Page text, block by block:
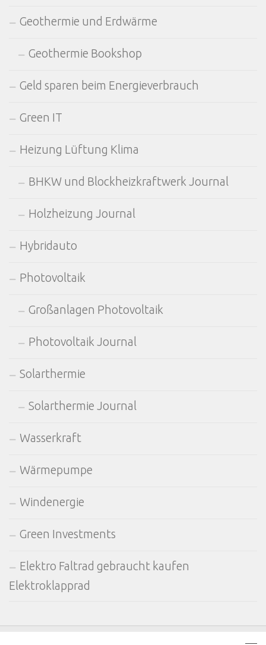
Geothermie und Erdwärme
Geothermie Bookshop
Geld sparen beim Energieverbrauch
Green IT
Heizung Lüftung Klima
BHKW und Blockheizkraftwerk Journal
Holzheizung Journal
Hybridauto
Photovoltaik
Großanlagen Photovoltaik
Photovoltaik Journal
Solarthermie
Solarthermie Journal
Wasserkraft
Wärmepumpe
Windenergie
Green Investments
Elektro Faltrad gebraucht kaufen
Elektroklapprad